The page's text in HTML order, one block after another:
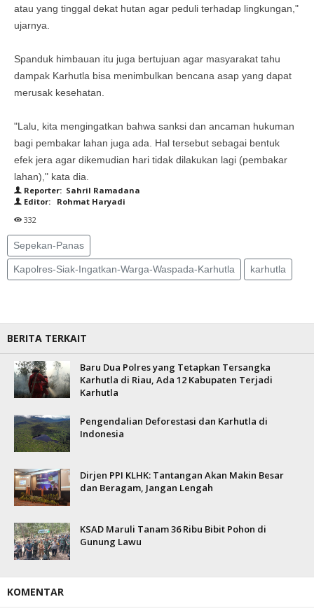
atau yang tinggal dekat hutan agar peduli terhadap lingkungan,"
ujarnya.
Spanduk himbauan itu juga bertujuan agar masyarakat tahu
dampak Karhutla bisa menimbulkan bencana asap yang dapat
merusak kesehatan.
"Lalu, kita mengingatkan bahwa sanksi dan ancaman hukuman
bagi pembakar lahan juga ada. Hal tersebut sebagai bentuk
efek jera agar dikemudian hari tidak dilakukan lagi (pembakar
lahan)," kata dia.
Reporter: Sahril Ramadana
Editor: Rohmat Haryadi
332
Sepekan-Panas
Kapolres-Siak-Ingatkan-Warga-Waspada-Karhutla karhutla
BERITA TERKAIT
Baru Dua Polres yang Tetapkan Tersangka
Karhutla di Riau, Ada 12 Kabupaten Terjadi
Karhutla
Pengendalian Deforestasi dan Karhutla di
Indonesia
Dirjen PPI KLHK: Tantangan Akan Makin Besar
dan Beragam, Jangan Lengah
KSAD Maruli Tanam 36 Ribu Bibit Pohon di
Gunung Lawu
KOMENTAR